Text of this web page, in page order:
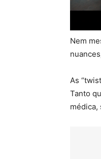
Nem
As
Tanto
médica,